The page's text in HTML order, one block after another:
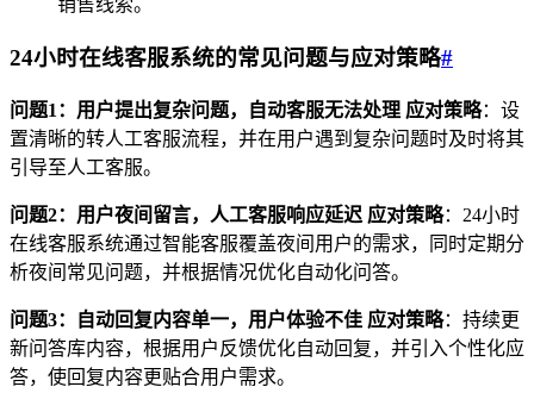
销售线索。
24小时在线客服系统的常见问题与应对策略#
问题1：用户提出复杂问题，自动客服无法处理 应对策略：设
置清晰的转人工客服流程，并在用户遇到复杂问题时及时将其
引导至人工客服。
问题2：用户夜间留言，人工客服响应延迟 应对策略：24小时
在线客服系统通过智能客服覆盖夜间用户的需求，同时定期分
析夜间常见问题，并根据情况优化自动化问答。
问题3：自动回复内容单一，用户体验不佳 应对策略：持续更
新问答库内容，根据用户反馈优化自动回复，并引入个性化应
答，使回复内容更贴合用户需求。